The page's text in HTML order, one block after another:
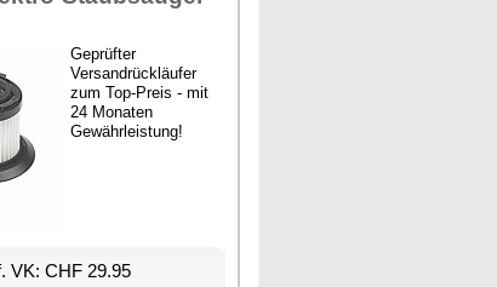
Geprüfter
Versandrückläufer
zum Top-Preis - mit
24 Monaten
Gewährleistung!
VK: CHF 29.95